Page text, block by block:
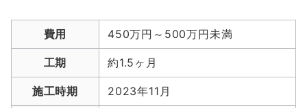
費用 450万円～500万円未満
工期 約1.5ヶ月
施工時期 2023年11月